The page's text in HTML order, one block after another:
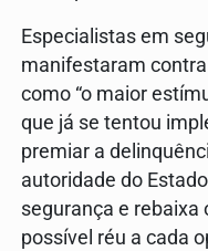
Especialistas em
manifestaram
como “o maior
que já se tentou
premiar a
autoridade do
segurança e rebaixa
possível réu a cada